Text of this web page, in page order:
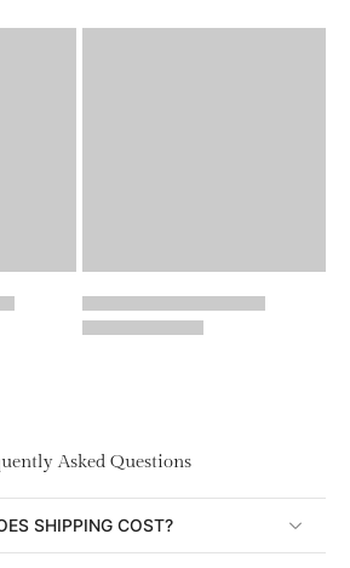
Asked Questions
SHIPPING COST?